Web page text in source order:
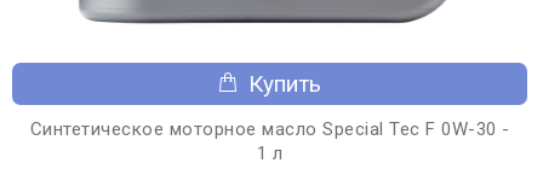
Купить
Синтетическое моторное масло Special Tec F 0W-30 -
1 л